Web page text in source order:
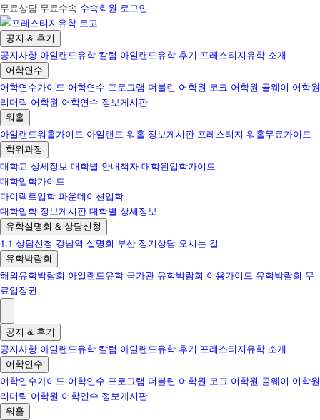
무료상담 무료수속 수속회원 로그인
공지 & 후기
공지사항 아일랜드유학 칼럼 아일랜드유학 후기 프레스티지유학 소개
어학연수
어학연수가이드 어학연수 프로그램 더블린 어학원 코크 어학원 골웨이 어학원
리머릭 어학원 어학연수 정보게시판
워홀
아일랜드워홀가이드 아일랜드 워홀 정보게시판 프레스티지 워홀무료가이드
학위과정
대학교 상세정보 대학별 안내책자 대학원입학가이드
대학입학가이드
다이렉트입학 파운데이션입학
대학입학 정보게시판 대학별 상세정보
유학설명회 & 상담신청
1:1 상담신청 강남역 설명회 부산 정기상담 오시는 길
유학박람회
해외유학박람회 아일랜드유학 국가관 유학박람회 이용가이드 유학박람회 무
료입장권
공지 & 후기
공지사항 아일랜드유학 칼럼 아일랜드유학 후기 프레스티지유학 소개
어학연수
어학연수가이드 어학연수 프로그램 더블린 어학원 코크 어학원 골웨이 어학원
리머릭 어학원 어학연수 정보게시판
워홀